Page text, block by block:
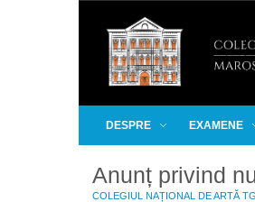
DESPRE EXAMENE
Anunț privind
COLEGIUL NAȚIONAL DE ARTĂ